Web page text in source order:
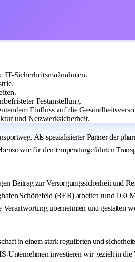
Sicherheitsmaßnahmen.
Festanstellung.
Einfluss auf die
und Netzwerksicherheit.
Als spezialisierter Partner der
wie für den temperaturgeführten
zur Versorgungssicherheit und
Schönefeld (BER) arbeiten rund 160
übernehmen und gestalten
in einem stark regulierten und
investieren wir gezielt in